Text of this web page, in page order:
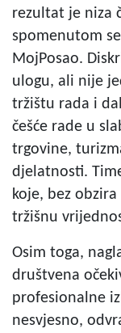
rezultat je niza
spomenutom
MojPosao.
ulogu, ali nije
tržištu rada i
češće rade u
trgovine,
djelatnosti.
koje, bez
tržišnu
Osim toga,
društvena
profesionalne
nesvjesno,